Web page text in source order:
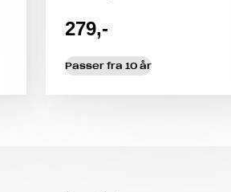
279,-
Passer fra 10 år